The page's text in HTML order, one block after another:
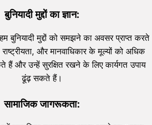
बुनियादी मुद्दों का ज्ञान:
बुनियादी मुद्दों को समझने का अवसर प्राप्त करते
और मानवाधिकार के मूल्यों को अधिक
और उन्हें सुरक्षित रखने के लिए कार्यगत उपाय
ढूंढ़ सकते हैं।
सामाजिक जागरूकता: